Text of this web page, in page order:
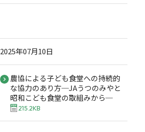
2025年07月10日
農協による子ども食堂への持続的
な協力のあり方─JAうつのみやと
昭和こども食堂の取組みから─
215.2KB